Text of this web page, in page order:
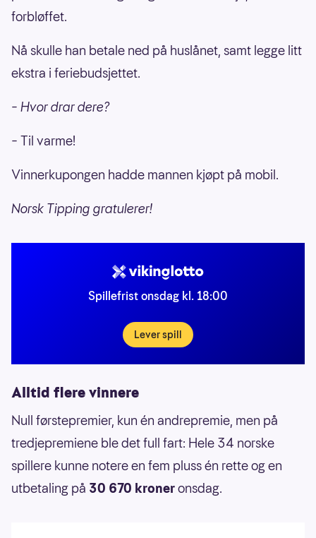
forbløffet.
Nå skulle han betale ned på huslånet, samt legge litt
ekstra i feriebudsjettet.
– Hvor drar dere?
– Til varme!
Vinnerkupongen hadde mannen kjøpt på mobil.
Norsk Tipping gratulerer!
Spillefrist onsdag kl. 18:00
Lever spill
Alltid flere vinnere
Null førstepremier, kun én andrepremie, men på
tredjepremiene ble det full fart: Hele 34 norske
spillere kunne notere en fem pluss én rette og en
utbetaling på 30 670 kroneronsdag.